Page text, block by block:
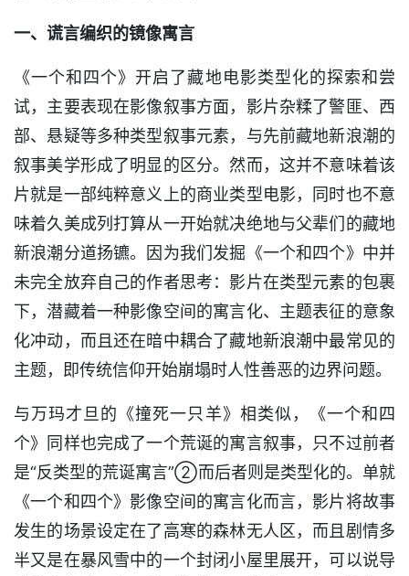
一、谎言编织的镜像寓言
《一个和四个》开启了藏地电影类型化的探索和尝
试，主要表现在影像叙事方面，影片杂糅了警匪、西
部、悬疑等多种类型叙事元素，与先前藏地新浪潮的
叙事美学形成了明显的区分。然而，这并不意味着该
片就是一部纯粹意义上的商业类型电影，同时也不意
味着久美成列打算从一开始就决绝地与父辈们的藏地
新浪潮分道扬镳。因为我们发掘《一个和四个》中并
未完全放弃自己的作者思考：影片在类型元素的包裹
下，潜藏着一种影像空间的寓言化、主题表征的意象
化冲动，而且还在暗中耦合了藏地新浪潮中最常见的
主题，即传统信仰开始崩塌时人性善恶的边界问题。
与万玛才旦的《撞死一只羊》相类似，《一个和四
个》同样也完成了一个荒诞的寓言叙事，只不过前者
是“反类型的荒诞寓言”②而后者则是类型化的。单就
《一个和四个》影像空间的寓言化而言，影片将故事
发生的场景设定在了高寒的森林无人区，而且剧情多
半又是在暴风雪中的一个封闭小屋里展开，可以说导